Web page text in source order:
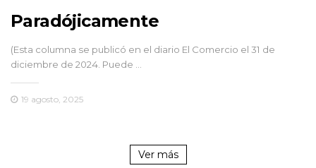
Paradójicamente
(Esta columna se publicó en el diario El Comercio el 31 de
diciembre de 2024. Puede …
19 agosto, 2025
Ver más